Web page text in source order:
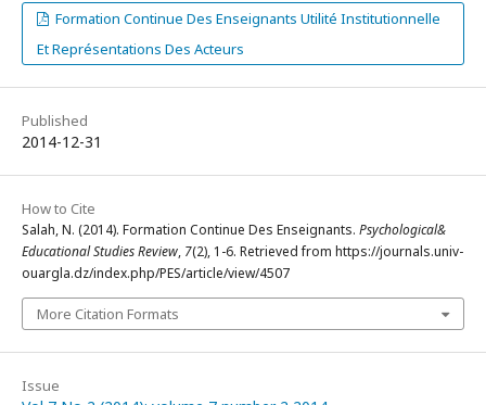
Formation Continue Des Enseignants Utilité Institutionnelle
Et Représentations Des Acteurs
Published
2014-12-31
How to Cite
Salah, N. (2014). Formation Continue Des Enseignants. Psychological&
Educational Studies Review, 7(2), 1-6. Retrieved from https://journals.univ-
ouargla.dz/index.php/PES/article/view/4507
More Citation Formats
Issue